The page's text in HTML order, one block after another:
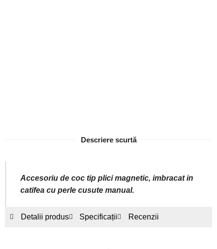
Descriere scurtă
Accesoriu de coc tip plici magnetic, imbracat in
catifea cu perle cusute manual.
Detalii produs Specificații Recenzii